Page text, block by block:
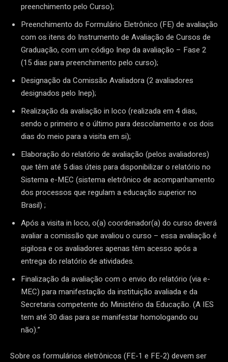
preenchimento pelo Curso);
Preenchimento do Formulário Eletrônico (FE) de avaliação
com os itens do Instrumento de Avaliação de Cursos de
Graduação, com um código Inep da avaliação – Fase 2
(15 dias para preenchimento pelo curso);
Designação da Comissão Avaliadora (2 avaliadores
designados pelo Inep);
Realização da avaliação in loco (realizada em 4 dias,
sendo o primeiro e o último para descolamento e os dois
dias do meio para a visita em si);
Elaboração do relatório de avaliação (pelos avaliadores)
que têm até 5 dias úteis para disponibilizar o relatório no
Sistema e-MEC (sistema eletrônico de acompanhamento
dos processos que regulam a educação superior no
Brasil) ;
Após a visita in loco, o(a) coordenador(a) do curso deverá
avaliar a comissão que avaliou o curso – essa avaliação é
sigilosa e os avaliadores apenas têm acesso após a
entrega do relatório de atividades.
Finalização da avaliação com o envio do relatório (via e-
MEC) para manifestação da instituição avaliada e da
Secretaria competente do Ministério da Educação. (A IES
tem até 30 dias para se manifestar homologando ou
não).”
Sobre os formulários eletrônicos (FE-1 e FE-2) devem ser